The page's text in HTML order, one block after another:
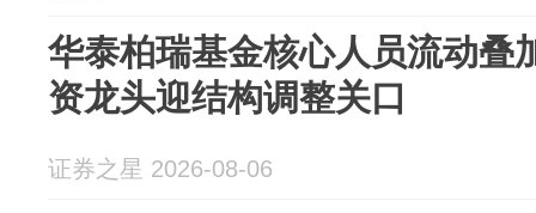
华泰柏瑞基金核心人员流动叠
资龙头迎结构调整关口
证券之星 2026-08-06